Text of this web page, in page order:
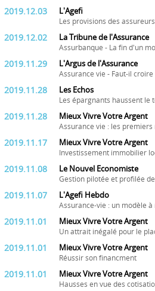
2019.12.03 L'Agefi
Les provisions des
2019.12.02 La Tribune de l'Assurance
Assurbanque - La fin d'un
2019.11.29 L'Argus de l'Assurance
Assurance vie - Faut-il
2019.11.28 Les Echos
Les épargnants haussent le
2019.11.28 Mieux Vivre Votre Argent
Assurance vie : les
2019.11.17 Mieux Vivre Votre Argent
Investissement immobilier
2019.11.08 Le Nouvel Economiste
Gestion pilotée et profilée
2019.11.07 L'Agefi Hebdo
Assurance-vie : un modèle
2019.11.01 Mieux Vivre Votre Argent
Un attrait inégalé pour le
2019.11.01 Mieux Vivre Votre Argent
Réussir son financment
2019.11.01 Mieux Vivre Votre Argent
Hausses en vue des